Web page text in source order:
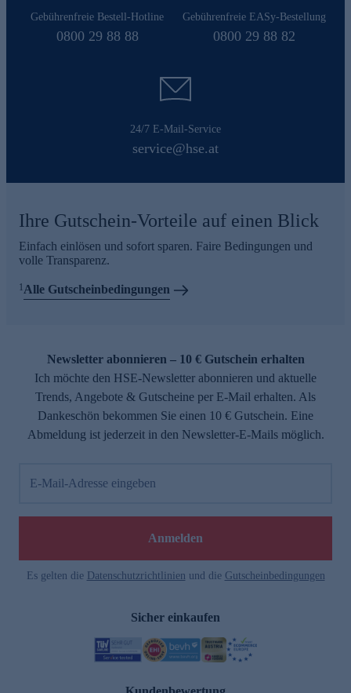
Gebührenfreie Bestell-Hotline
0800 29 88 88
Gebührenfreie EASy-Bestellung
0800 29 88 82
24/7 E-Mail-Service
service@hse.at
Ihre Gutschein-Vorteile auf einen Blick
Einfach einlösen und sofort sparen. Faire Bedingungen und
volle Transparenz.
1 Alle Gutscheinbedingungen
Newsletter abonnieren – 10 € Gutschein erhalten
Ich möchte den HSE-Newsletter abonnieren und aktuelle
Trends, Angebote & Gutscheine per E-Mail erhalten. Als
Dankeschön bekommen Sie einen 10 € Gutschein. Eine
Abmeldung ist jederzeit in den Newsletter-E-Mails möglich.
E-Mail-Adresse eingeben
Anmelden
Es gelten die Datenschutzrichtlinien und die Gutscheinbedingungen
Sicher einkaufen